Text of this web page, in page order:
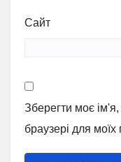
Сайт
Зберегти моє
браузері для